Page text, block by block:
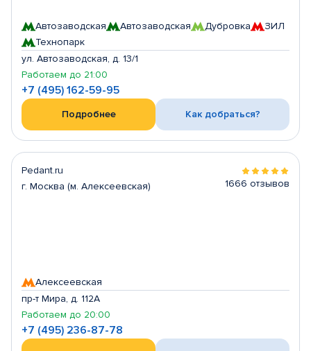
Автозаводская Автозаводская Дубровка
ЗИЛ
Технопарк
ул. Автозаводская, д. 13/1
Работаем до 21:00
+7 (495) 162-59-95
Подробнее Как добраться?
Pedant.ru
г. Москва (м. Алексеевская)
1666 отзывов
Алексеевская
пр-т Мира, д. 112А
Работаем до 20:00
+7 (495) 236-87-78